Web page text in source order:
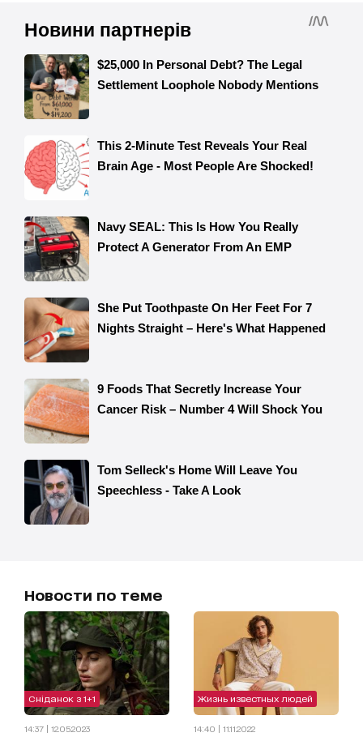
Новости по теме
Сніданок з 1+1
14:37 | 12.05.2023
Жизнь известных людей
14:40 | 11.11.2022